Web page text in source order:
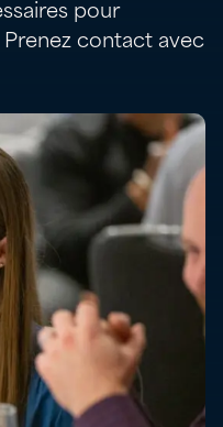
pour
contact avec